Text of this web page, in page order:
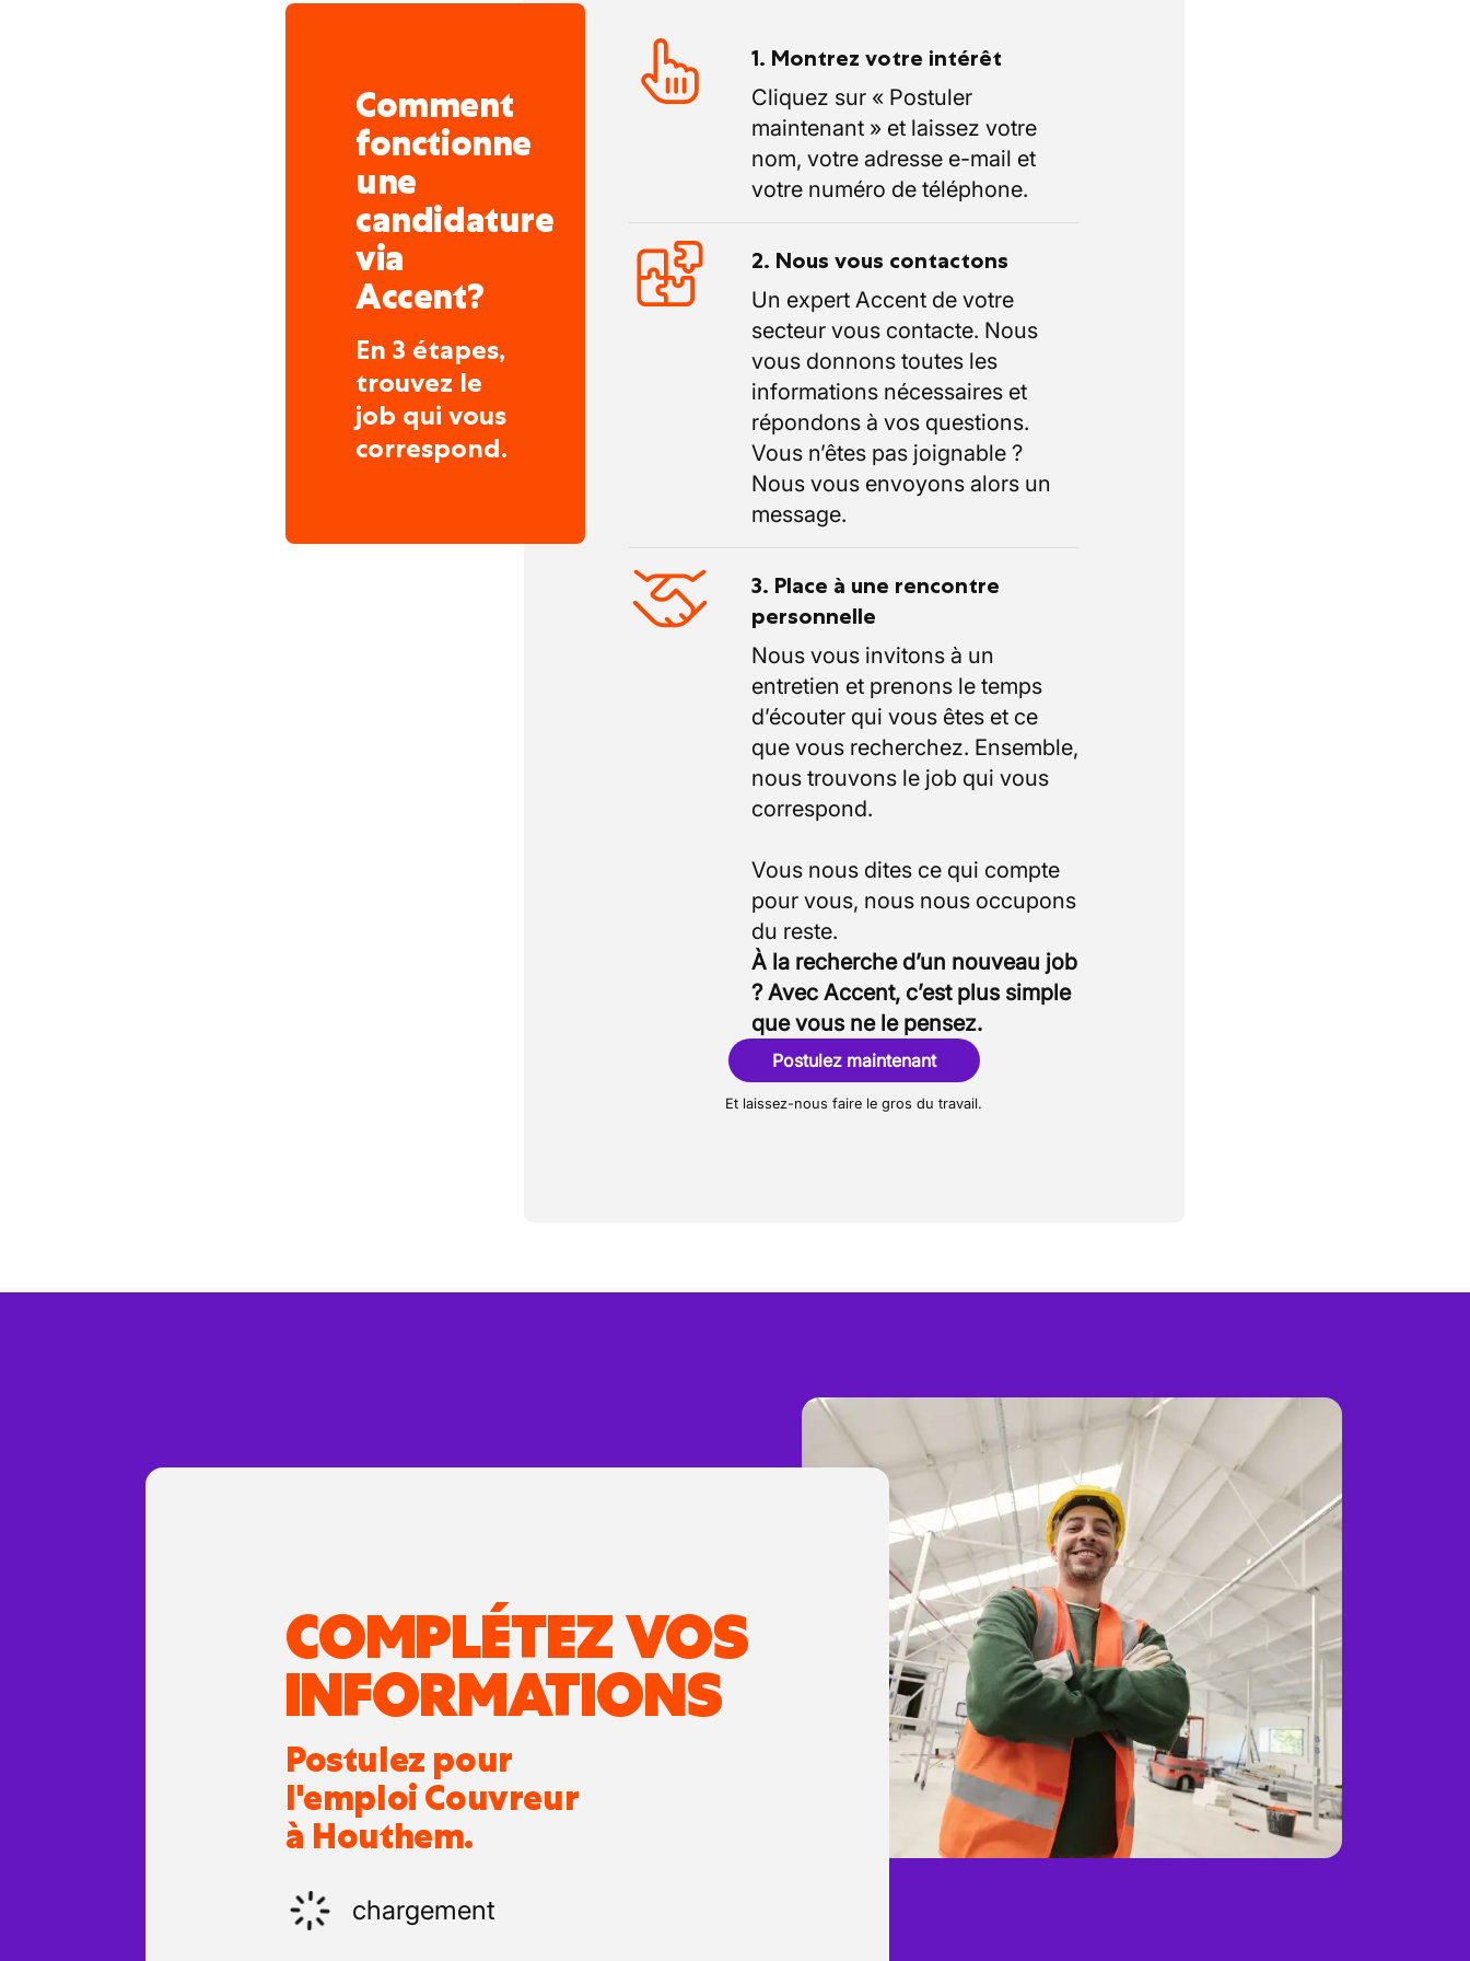
Comment
fonctionne
une
candidature
via
Accent?
En 3 étapes,
trouvez le
job qui vous
correspond.
1. Montrez votre intérêt
Cliquez sur « Postuler
maintenant » et laissez votre
nom, votre adresse e-mail et
votre numéro de téléphone.
2. Nous vous contactons
Un expert Accent de votre
secteur vous contacte. Nous
vous donnons toutes les
informations nécessaires et
répondons à vos questions.
Vous n’êtes pas joignable ?
Nous vous envoyons alors un
message.
3. Place à une rencontre
personnelle
Nous vous invitons à un
entretien et prenons le temps
d’écouter qui vous êtes et ce
que vous recherchez. Ensemble,
nous trouvons le job qui vous
correspond.
Vous nous dites ce qui compte
pour vous, nous nous occupons
À la recherche d’un nouveau job
? Avec Accent, c’est plus simple
que vous ne le pensez.
Postulez maintenant
Et laissez-nous faire le gros du travail.
COMPLÉTEZ VOS
INFORMATIONS
Postulez pour
l'emploi Couvreur
à Houthem.
chargement